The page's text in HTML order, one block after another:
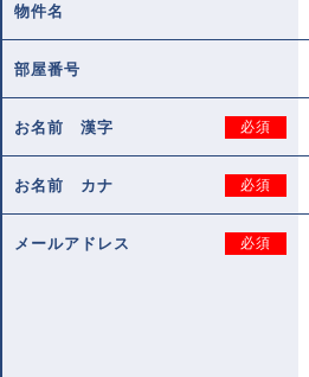
物件名
部屋番号
お名前 漢字 必須
お名前 カナ 必須
メールアドレス 必須